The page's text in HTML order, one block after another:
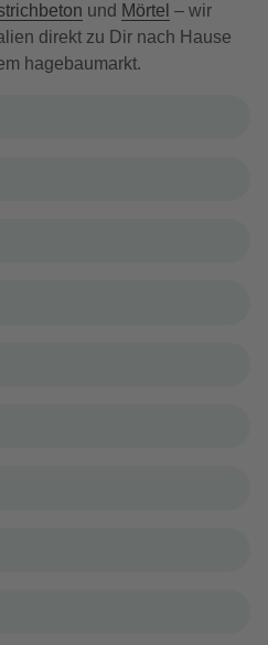
und Mörtel – wir
direkt zu Dir nach Hause
hagebaumarkt.